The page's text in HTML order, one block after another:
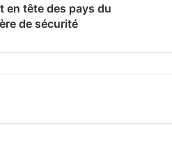
en tête des pays du
de sécurité
h
s